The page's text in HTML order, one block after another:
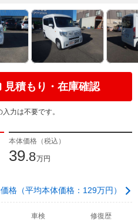
見積もり・在庫確認
力は不要です。
本体価格（税込）
39.8万円
格（平均本体価格：129万円）
車検
修復歴